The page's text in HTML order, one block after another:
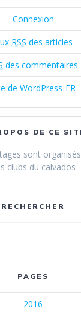
Connexion
RSS des articles
des commentaires
de WordPress-FR
DE CE
sont
clubs du calvados
RECHERCHER
:
PAGES
2016